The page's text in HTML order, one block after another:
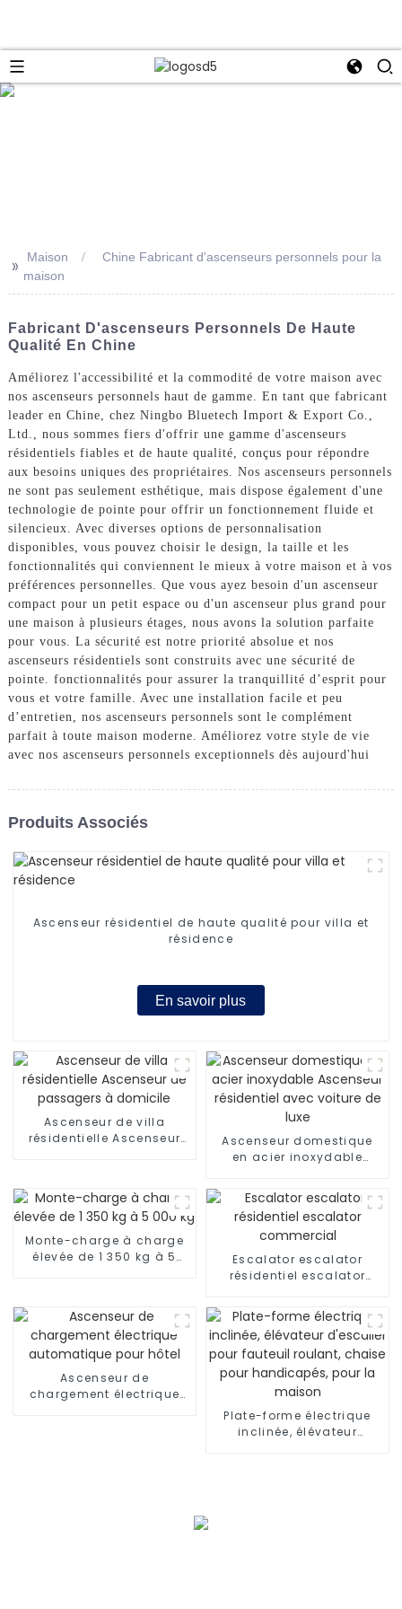
>> Maison
Chine Fabricant d'ascenseurs personnels pour la
maison
Fabricant D'ascenseurs Personnels De Haute
Qualité En Chine
Améliorez l'accessibilité et la commodité de votre maison avec
nos ascenseurs personnels haut de gamme. En tant que fabricant
leader en Chine, chez Ningbo Bluetech Import & Export Co.,
Ltd., nous sommes fiers d'offrir une gamme d'ascenseurs
résidentiels fiables et de haute qualité, conçus pour répondre
aux besoins uniques des propriétaires. Nos ascenseurs personnels
ne sont pas seulement esthétique, mais dispose également d'une
technologie de pointe pour offrir un fonctionnement fluide et
silencieux. Avec diverses options de personnalisation
disponibles, vous pouvez choisir le design, la taille et les
fonctionnalités qui conviennent le mieux à votre maison et à vos
préférences personnelles. Que vous ayez besoin d'un ascenseur
compact pour un petit espace ou d'un ascenseur plus grand pour
une maison à plusieurs étages, nous avons la solution parfaite
pour vous. La sécurité est notre priorité absolue et nos
ascenseurs résidentiels sont construits avec une sécurité de
pointe. fonctionnalités pour assurer la tranquillité d’esprit pour
vous et votre famille. Avec une installation facile et peu
d’entretien, nos ascenseurs personnels sont le complément
parfait à toute maison moderne. Améliorez votre style de vie
avec nos ascenseurs personnels exceptionnels dès aujourd'hui
Produits Associés
Ascenseur résidentiel de haute qualité pour villa et
résidence
En savoir plus
Ascenseur de villa
résidentielle Ascenseur
Ascenseur domestique
en acier inoxydable
avec voiture de luxe
Monte-charge à charge
élevée de 1 350 kg à 5
Escalator escalator
résidentiel escalator
Ascenseur de
chargement électrique
Plate-forme électrique
inclinée, élévateur